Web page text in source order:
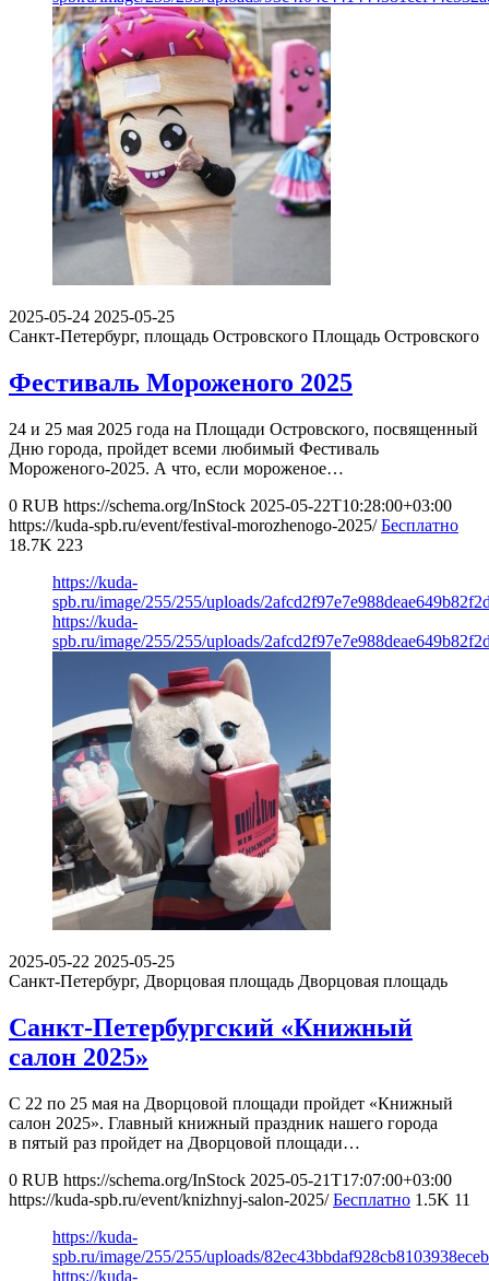
2025-05-24 2025-05-25
Санкт-Петербург, площадь Островского Площадь Островского
Фестиваль Мороженого 2025
24 и 25 мая 2025 года на Площади Островского, посвященный
Дню города, пройдет всеми любимый Фестиваль
Мороженого-2025. А что, если мороженое…
0 RUB https://schema.org/InStock 2025-05-22T10:28:00+03:00
https://kuda-spb.ru/event/festival-morozhenogo-2025/ Бесплатно
18.7K 223
https://kuda-
spb.ru/image/255/255/uploads/
https://kuda-
spb.ru/image/255/255/uploads/
2025-05-22 2025-05-25
Санкт-Петербург, Дворцовая площадь Дворцовая площадь
Санкт-Петербургский «Книжный
салон 2025»
С 22 по 25 мая на Дворцовой площади пройдет «Книжный
салон 2025». Главный книжный праздник нашего города
в пятый раз пройдет на Дворцовой площади…
0 RUB https://schema.org/InStock 2025-05-21T17:07:00+03:00
https://kuda-spb.ru/event/knizhnyj-salon-2025/ Бесплатно 1.5K 11
https://kuda-
spb.ru/image/255/255/uploads/
https://kuda-